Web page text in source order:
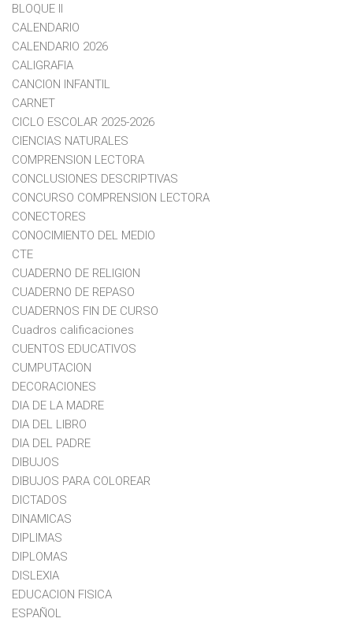
BLOQUE II
CALENDARIO
CALENDARIO 2026
CALIGRAFIA
CANCION INFANTIL
CARNET
CICLO ESCOLAR 2025-2026
CIENCIAS NATURALES
COMPRENSION LECTORA
CONCLUSIONES DESCRIPTIVAS
CONCURSO COMPRENSION LECTORA
CONECTORES
CONOCIMIENTO DEL MEDIO
CTE
CUADERNO DE RELIGION
CUADERNO DE REPASO
CUADERNOS FIN DE CURSO
Cuadros calificaciones
CUENTOS EDUCATIVOS
CUMPUTACION
DECORACIONES
DIA DE LA MADRE
DIA DEL LIBRO
DIA DEL PADRE
DIBUJOS
DIBUJOS PARA COLOREAR
DICTADOS
DINAMICAS
DIPLIMAS
DIPLOMAS
DISLEXIA
EDUCACION FISICA
ESPAÑOL